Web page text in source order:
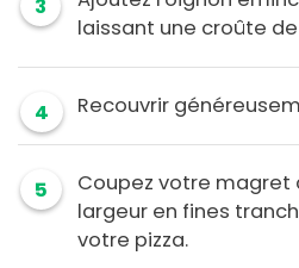
3
laissant une croûte de
4 Recouvrir
5
Coupez votre magret
largeur en fines
votre pizza.